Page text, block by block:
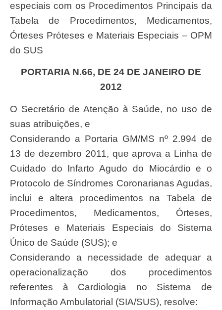
especiais com os Procedimentos Principais da
Tabela de Procedimentos, Medicamentos,
Órteses Próteses e Materiais Especiais – OPM
do SUS
PORTARIA N.66, DE 24 DE JANEIRO DE
2012
O Secretário de Atenção à Saúde, no uso de
suas atribuições, e
Considerando a Portaria GM/MS nº 2.994 de
13 de dezembro 2011, que aprova a Linha de
Cuidado do Infarto Agudo do Miocárdio e o
Protocolo de Síndromes Coronarianas Agudas,
inclui e altera procedimentos na Tabela de
Procedimentos, Medicamentos, Órteses,
Próteses e Materiais Especiais do Sistema
Único de Saúde (SUS); e
Considerando a necessidade de adequar a
operacionalização dos procedimentos
referentes à Cardiologia no Sistema de
Informação Ambulatorial (SIA/SUS), resolve: